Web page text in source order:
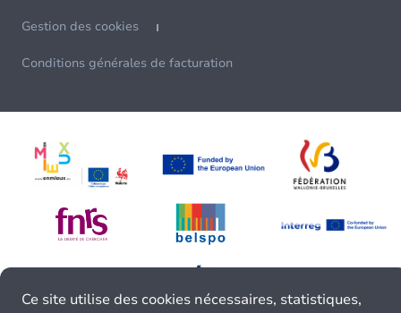
Gestion des cookies
Conditions générales de facturation
Ce site utilise des cookies nécessaires, statistiques,